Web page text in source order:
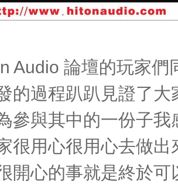
Audio 論壇的玩家們
的過程趴趴見證了
參與其中的一份子
很用心很用心去做出
開心的事就是終於